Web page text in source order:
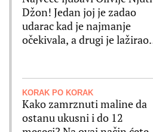
Džon! Jedan joj je zadao
udarac kad je najmanje
očekivala, a drugi je lažirao
KORAK PO KORAK
Kako zamrznuti maline da
ostanu ukusni i do 12